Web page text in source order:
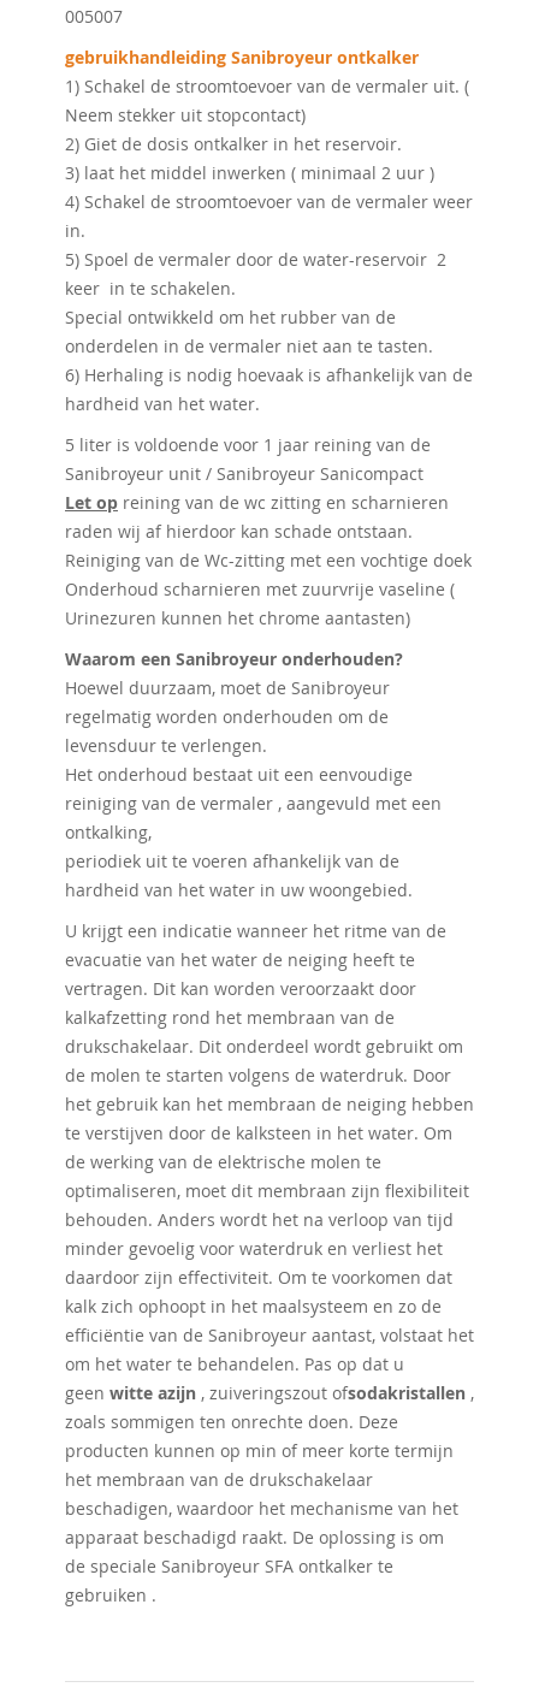
005007
gebruikhandleiding Sanibroyeur ontkalker
1) Schakel de stroomtoevoer van de vermaler uit. (
Neem stekker uit stopcontact)
2) Giet de dosis ontkalker in het reservoir.
3) laat het middel inwerken ( minimaal 2 uur )
4) Schakel de stroomtoevoer van de vermaler weer
in.
5) Spoel de vermaler door de water-reservoir 2
keer in te schakelen.
Special ontwikkeld om het rubber van de
onderdelen in de vermaler niet aan te tasten.
6) Herhaling is nodig hoevaak is afhankelijk van de
hardheid van het water.
5 liter is voldoende voor 1 jaar reining van de
Sanibroyeur unit / Sanibroyeur Sanicompact
Let op reining van de wc zitting en scharnieren
raden wij af hierdoor kan schade ontstaan.
Reiniging van de Wc-zitting met een vochtige doek
Onderhoud scharnieren met zuurvrije vaseline (
Urinezuren kunnen het chrome aantasten)
Waarom een ​​Sanibroyeur onderhouden?
Hoewel duurzaam, moet de Sanibroyeur
regelmatig worden onderhouden om de
levensduur te verlengen.
Het onderhoud bestaat uit een eenvoudige
reiniging van de vermaler , aangevuld met een
ontkalking,
periodiek uit te voeren afhankelijk van de
hardheid van het water in uw woongebied.
U krijgt een indicatie wanneer het ritme van de
evacuatie van het water de neiging heeft te
vertragen. Dit kan worden veroorzaakt door
kalkafzetting rond het membraan van de
drukschakelaar. Dit onderdeel wordt gebruikt om
de molen te starten volgens de waterdruk. Door
het gebruik kan het membraan de neiging hebben
te verstijven door de kalksteen in het water. Om
de werking van de elektrische molen te
optimaliseren, moet dit membraan zijn flexibiliteit
behouden. Anders wordt het na verloop van tijd
minder gevoelig voor waterdruk en verliest het
daardoor zijn effectiviteit. Om te voorkomen dat
kalk zich ophoopt in het maalsysteem en zo de
efficiëntie van de Sanibroyeur aantast, volstaat het
om het water te behandelen. Pas op dat u
geen witte azijn , zuiveringszout ofsodakristallen ,
zoals sommigen ten onrechte doen. Deze
producten kunnen op min of meer korte termijn
het membraan van de drukschakelaar
beschadigen, waardoor het mechanisme van het
apparaat beschadigd raakt. De oplossing is om
de speciale Sanibroyeur SFA ontkalker te
gebruiken .